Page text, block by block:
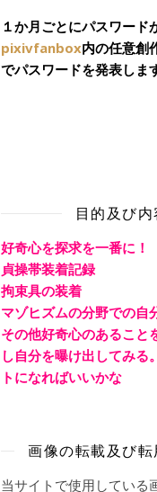
１か月ごとにパスワード
pixivfanbox内の任意創
でパスワードを発表しま
目的及び内
好奇心を探求を一番に！
貞操帯装着記録
拘束具の装着
マゾヒズムの分野での自
その他好奇心のあること
し自分を曝け出してみる
トになればいいかな
画像の転載及び転
当サイトで使用している